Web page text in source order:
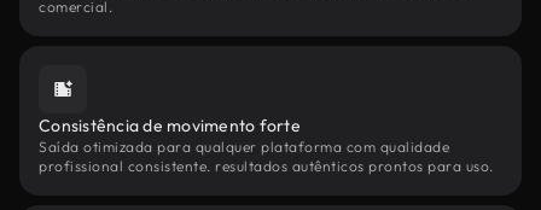
comercial.
Consistência de movimento forte
Saída otimizada para qualquer plataforma com qualidade
profissional consistente. resultados autênticos prontos para uso.